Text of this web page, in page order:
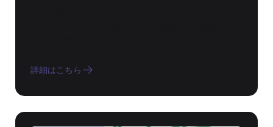
詳細はこちら